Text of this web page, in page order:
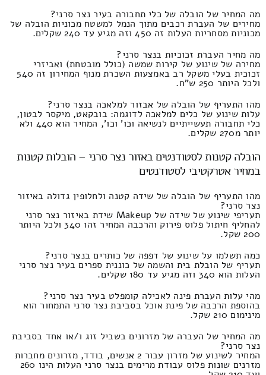
מה המחיר של הובלה של כלי תחבורה בעיר נצר סרני?
מחירים של העברת רכבים מתוך הנמל למשטח מכוניות הובלה של
מכוניות מסחריות העלות זה 450 וזה מגיע עד 240 שקלים.
מה מחיר העברת זכוכיות בנצר סרני?
מחירה של שינוע של קירות שמשה (כולל מובטחת) ואביזרי
זכוכית בעלי משקל רב באמצעות השכרת מנוף המחירון זה 540
ולכל היותר 250 ש"ח.
מהו התעריף של הובלה של אבזור למלאכה בנצר סרני?
עלות שינוע של כלים למלאכה לדוגמה: בובקאט, מיקסר לבטון,
כלי תחבורה תעשייתיים לנשיאה וכו' וכו', המחיר הוא 440 ולא
יותר מ270 שקלים.
הובלה קטנות לסטודנטים באזור נצר סרני – הובלות קטנות
במחיר אטרקטיבי לסטודנטים
מהו התעריף של הובלה של שידה קטנה ולחלופין גדולה באיזור
נצר סרני?
תעריפי שינוע של שידה של Makeup שידת באיזור נצר סרני
להחליף חיתול פלוס פירוק והרכבה המחיר זהו 340 ולכל היותר
200 שקל.
כמה תשלמו על שינוע של דפפה של כותרים בנצר סרני?
תעריף של הובלת בית והשמה של כוננית ספרים בעיר נצר סרני
העלות הוא 340 וזה מגיע עד 180 שקלים.
מהי עלות העברת פינה לאכילה קומפלט בעיר נצר סרני?
בהוספת הרכבה של פינת אוכל בסביבת נצר סרני התמחור הוא
מינימום 210 שקל.
מה המחיר של העברה של מזרונים בשביל זוג ו/או אחד בסביבת
נצר סרני?
המחיר לשינוע של מזרון עבור 2 אנשים, בודד, מזרונים מחברות
מזרנים שונות פלוס עבודת מרימים בנצר סרני העלות הינו 260